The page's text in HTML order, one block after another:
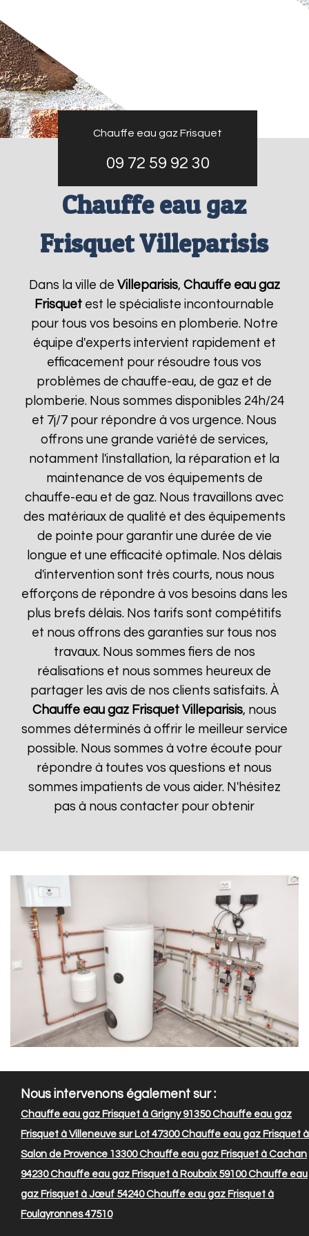
Chauffe eau gaz Frisquet
09 72 59 92 30
Chauffe eau gaz
Frisquet Villeparisis
Dans la ville de Villeparisis, Chauffe eau gaz
Frisquet est le spécialiste incontournable
pour tous vos besoins en plomberie. Notre
équipe d'experts intervient rapidement et
efficacement pour résoudre tous vos
problèmes de chauffe-eau, de gaz et de
plomberie. Nous sommes disponibles 24h/24
et 7j/7 pour répondre à vos urgence. Nous
offrons une grande variété de services,
notamment l'installation, la réparation et la
maintenance de vos équipements de
chauffe-eau et de gaz. Nous travaillons avec
des matériaux de qualité et des équipements
de pointe pour garantir une durée de vie
longue et une efficacité optimale. Nos délais
d'intervention sont très courts, nous nous
efforçons de répondre à vos besoins dans les
plus brefs délais. Nos tarifs sont compétitifs
et nous offrons des garanties sur tous nos
travaux. Nous sommes fiers de nos
réalisations et nous sommes heureux de
partager les avis de nos clients satisfaits. À
Chauffe eau gaz Frisquet Villeparisis, nous
sommes déterminés à offrir le meilleur service
possible. Nous sommes à votre écoute pour
répondre à toutes vos questions et nous
sommes impatients de vous aider. N'hésitez
pas à nous contacter pour obtenir
Nous intervenons également sur :
Chauffe eau gaz Frisquet à Grigny 91350Chauffe eau gaz
Frisquet à Villeneuve sur Lot 47300Chauffe eau gaz Frisquet à
Salon de Provence 13300Chauffe eau gaz Frisquet à Cachan
94230Chauffe eau gaz Frisquet à Roubaix 59100Chauffe eau
gaz Frisquet à Jœuf 54240Chauffe eau gaz Frisquet à
Foulayronnes 47510